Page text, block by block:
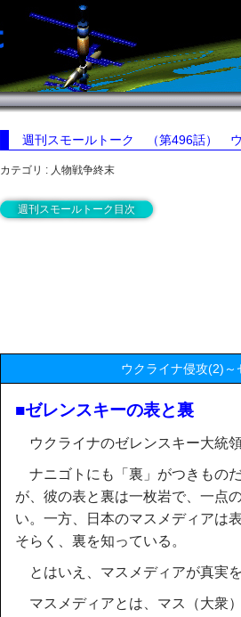
週刊スモールトーク （第496話）
カテゴリ : 人物戦争終末
週刊スモールトーク目次
ウクライナ侵攻(2)～
■ゼレンスキーの表と裏
ウクライナのゼレンスキー大統
ナニゴトにも「裏」がつきもの
が、彼の表と裏は一枚岩で、一点
い。一方、日本のマスメディアは
そらく、裏を知っている。
とはいえ、マスメディアが真実
マスメディアとは、マス（大衆